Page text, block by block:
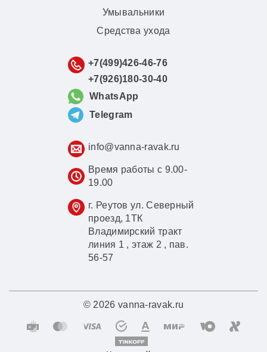
Умывальники
Средства ухода
+7(499)426-46-76
+7(926)180-30-40
WhatsApp
Telegram
info@vanna-ravak.ru
Время работы с 9.00-
19.00
г. Реутов ул. Северный
проезд, 1ТК
Владимирский тракт
линия 1 , этаж 2 , пав.
56-57
© 2026 vanna-ravak.ru